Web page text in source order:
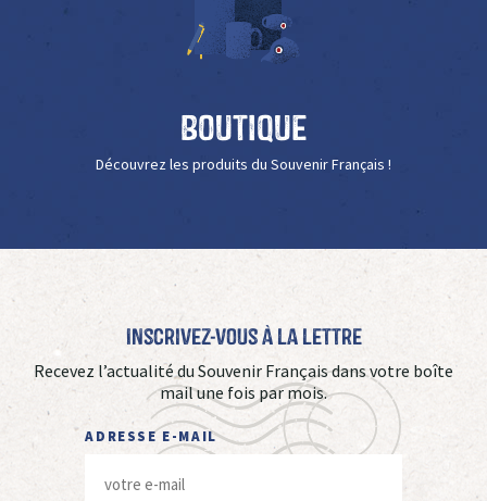
Boutique
Découvrez les produits du Souvenir Français !
Inscrivez-vous à La Lettre
Recevez l’actualité du Souvenir Français dans votre boîte
mail une fois par mois.
ADRESSE E-MAIL